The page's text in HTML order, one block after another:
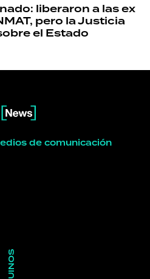
liberaron a las ex
pero la Justicia
el Estado
de comunicación